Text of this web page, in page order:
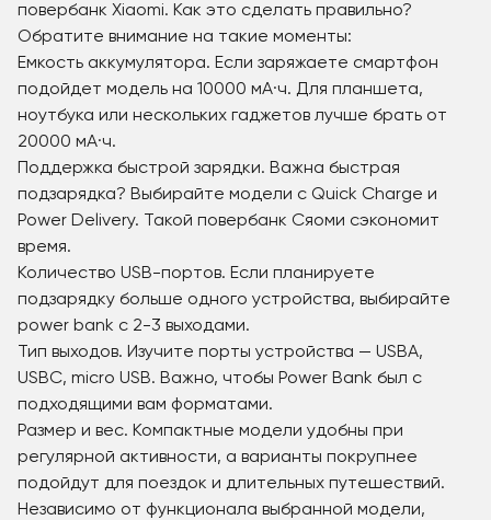
повербанк Xiaomi. Как это сделать правильно?
Обратите внимание на такие моменты:
Емкость аккумулятора. Если заряжаете смартфон
подойдет модель на 10000 мА·ч. Для планшета,
ноутбука или нескольких гаджетов лучше брать от
20000 мА·ч.
Поддержка быстрой зарядки. Важна быстрая
подзарядка? Выбирайте модели с Quick Charge и
Power Delivery. Такой повербанк Сяоми сэкономит
время.
Количество USB-портов. Если планируете
подзарядку больше одного устройства, выбирайте
power bank с 2-3 выходами.
Тип выходов. Изучите порты устройства — USBA,
USBC, micro USB. Важно, чтобы Power Bank был с
подходящими вам форматами.
Размер и вес. Компактные модели удобны при
регулярной активности, а варианты покрупнее
подойдут для поездок и длительных путешествий.
Независимо от функционала выбранной модели,